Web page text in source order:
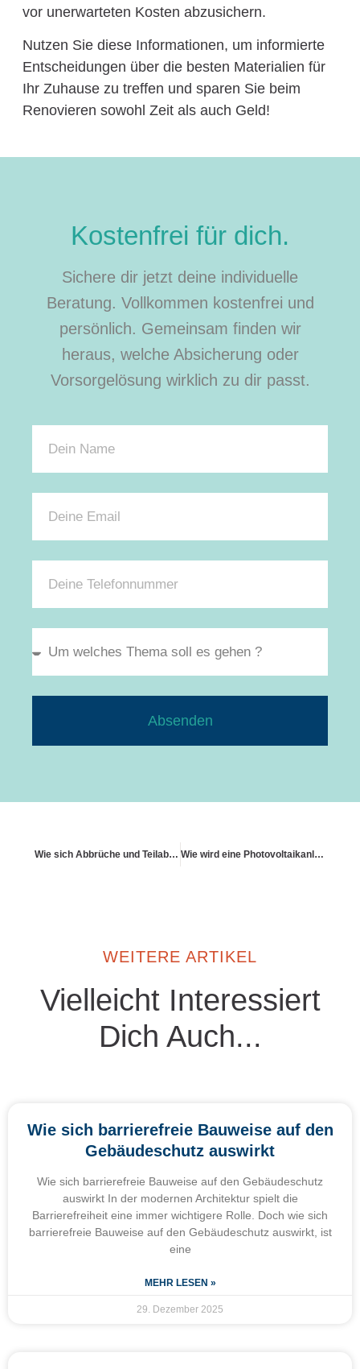
vor unerwarteten Kosten abzusichern.
Nutzen Sie diese Informationen, um informierte
Entscheidungen über die besten Materialien für
Ihr Zuhause zu treffen und sparen Sie beim
Renovieren sowohl Zeit als auch Geld!
Kostenfrei für dich.
Sichere dir jetzt deine individuelle
Beratung. Vollkommen kostenfrei und
persönlich. Gemeinsam finden wir
heraus, welche Absicherung oder
Vorsorgelösung wirklich zu dir passt.
Absenden
Wie sich Abbrüche und Teilabrisse regulieren lassen Wie wird eine Photovoltaikanlage auf dem Dach mitversichert?
WEITERE ARTIKEL
Vielleicht Interessiert
Dich Auch...
Wie sich barrierefreie Bauweise auf den
Gebäudeschutz auswirkt
Wie sich barrierefreie Bauweise auf den Gebäudeschutz
auswirkt In der modernen Architektur spielt die
Barrierefreiheit eine immer wichtigere Rolle. Doch wie sich
barrierefreie Bauweise auf den Gebäudeschutz auswirkt, ist
eine
MEHR LESEN »
29. Dezember 2025